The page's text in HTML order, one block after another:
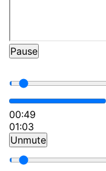
Pause
00:49
01:03
Unmute